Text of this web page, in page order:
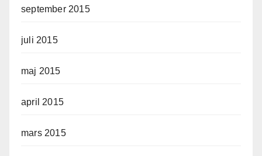
september 2015
juli 2015
maj 2015
april 2015
mars 2015